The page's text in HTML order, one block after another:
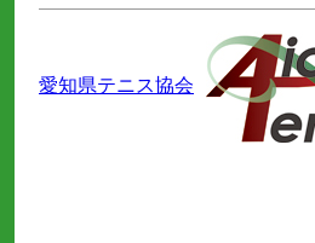
愛知県テニス協会